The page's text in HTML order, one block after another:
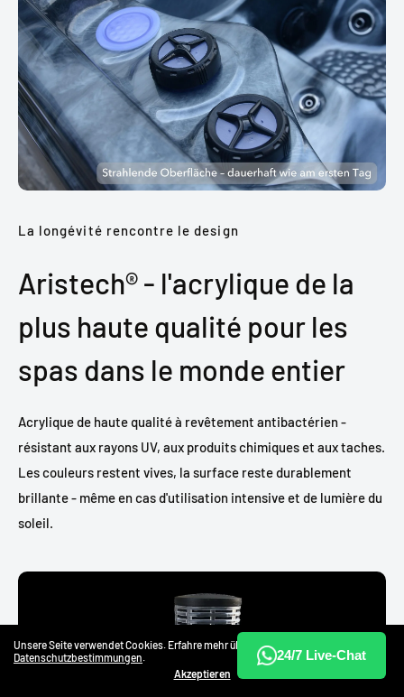
Unsere Seite verwendet Cookies. Erfahre mehr über unsere
Datenschutzbestimmungen.
Akzeptieren
La longévité rencontre le design
Aristech® - l'acrylique de la
plus haute qualité pour les
spas dans le monde entier
Acrylique de haute qualité à revêtement antibactérien -
résistant aux rayons UV, aux produits chimiques et aux taches.
Les couleurs restent vives, la surface reste durablement
brillante - même en cas d'utilisation intensive et de lumière du
soleil.
24/7 Live-Chat